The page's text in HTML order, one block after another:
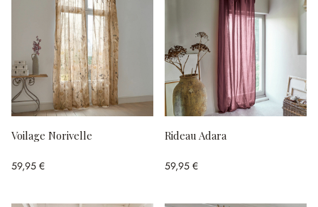
Voilage Norivelle
59,95 €
Rideau Adara
59,95 €